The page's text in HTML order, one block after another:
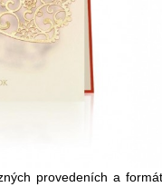
provedeních a